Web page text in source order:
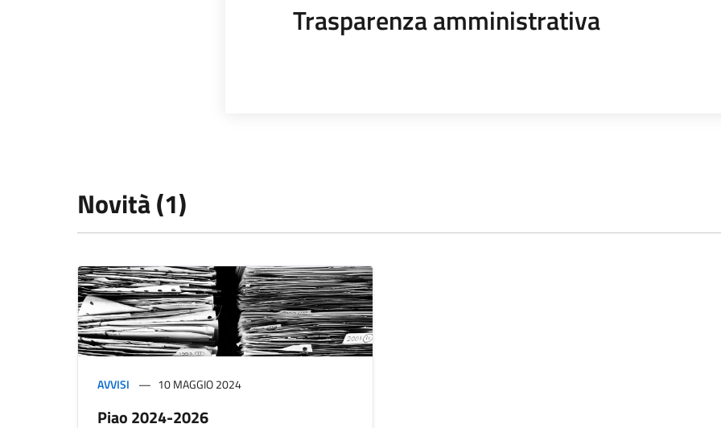
Trasparenza amministrativa
Novità (1)
AVVISI 10 MAGGIO 2024
Piao 2024-2026